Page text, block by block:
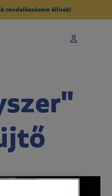
rendelkezésére állnak!